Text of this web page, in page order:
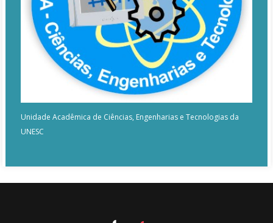
Unidade Acadêmica de Ciências, Engenharias e Tecnologias da
UNESC